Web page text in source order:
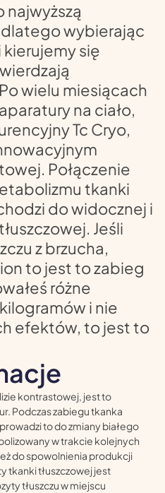
najwyższą
wybierając
się
wielu miesiącach
na ciało,
Tc Cryo,
Połączenie
tkanki
do widocznej i
Jeśli
z brzucha,
to jest to zabieg
różne
i nie
efektów, to jest to
kontrastowej, jest to
Podczas zabiegu tkanka
to do zmiany białego
w trakcie kolejnych
do spowolnienia produkcji
tkanki tłuszczowej jest
tłuszczu w miejscu